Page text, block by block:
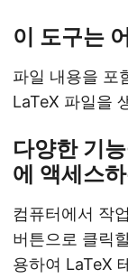
이 도구는
파일 내용을 포
LaTeX 파일을
다양한 기
에 액세스
컴퓨터에서 작
버튼으로 클릭
용하여 LaTeX